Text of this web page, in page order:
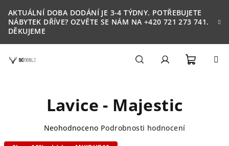
na
obsah
AKTUÁLNÍ DOBA DODÁNÍ JE 3-4 TÝDNY. POTŘEBUJETE
NÁBYTEK DŘÍVE? OZVĚTE SE NÁM NA +420 721 273 741.
DĚKUJEME
Lavice - Majestic
Průměrné
Neohodnoceno Podrobnosti hodnocení